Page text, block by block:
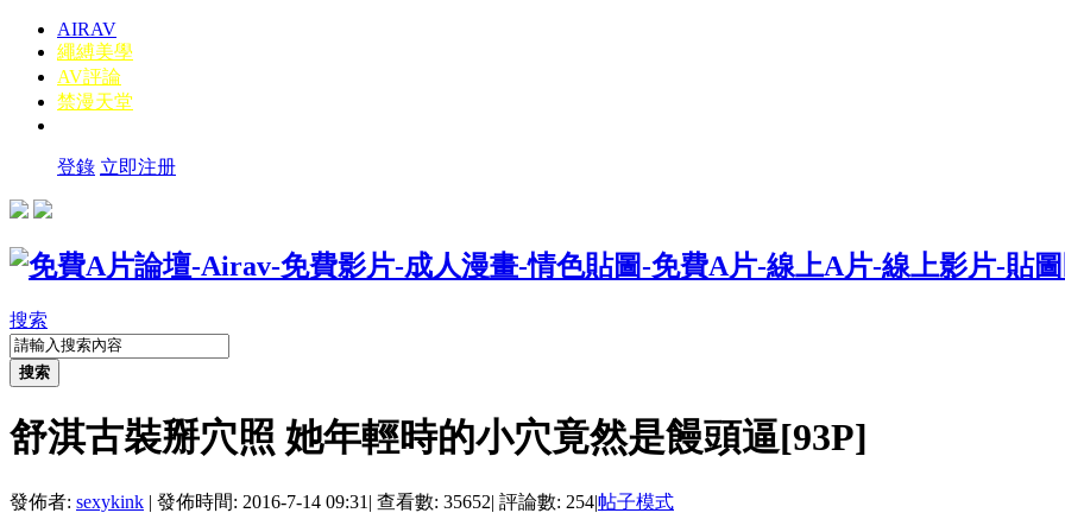
AIRAV
繩縛美學
AV評論
禁漫天堂
登錄 立即注册
搜索
搜索
舒淇古裝掰穴照 她年輕時的小穴竟然是饅頭逼[93P]
發佈者: sexykink | 發佈時間: 2016-7-14 09:31 | 查看數: 35652| 評論數: 254|帖子模式